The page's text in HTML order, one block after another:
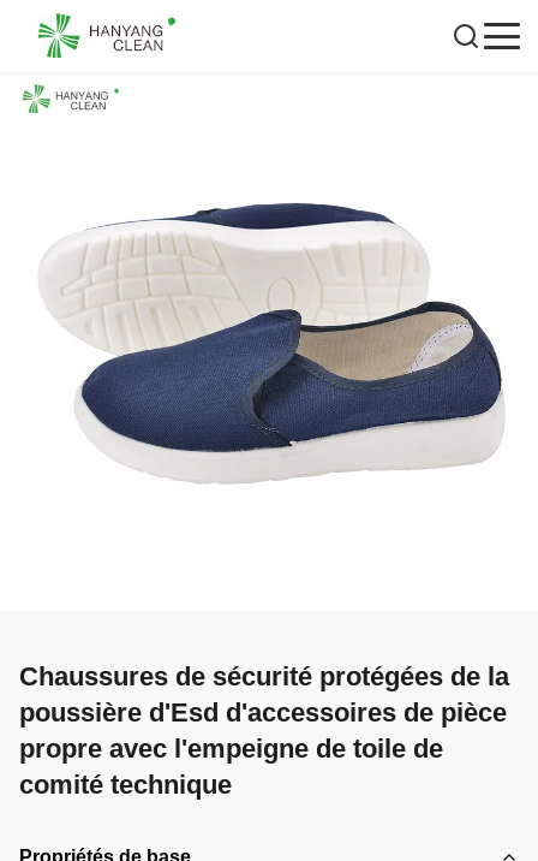
Chaussures de sécurité protégées de la
poussière d'Esd d'accessoires de pièce
propre avec l'empeigne de toile de
comité technique
Propriétés de base